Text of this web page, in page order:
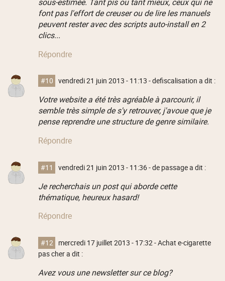
font pas l'effort de creuser ou de lire les manuels
peuvent rester avec des scripts auto-install en 2
clics...
Répondre
#10 vendredi 21 juin 2013 - 11:13 - defiscalisation a dit :
Votre website a été très agréable à parcourir, il
semble très simple de s'y retrouver, j'avoue que je
pense reprendre une structure de genre similaire.
Répondre
#11 vendredi 21 juin 2013 - 11:36- de passage a dit :
Je recherchais un post qui aborde cette
thématique, heureux hasard!
Répondre
#12 mercredi 17 juillet 2013 - 17:32- Achat e-cigarette
pas cher a dit :
Avez vous une newsletter sur ce blog?